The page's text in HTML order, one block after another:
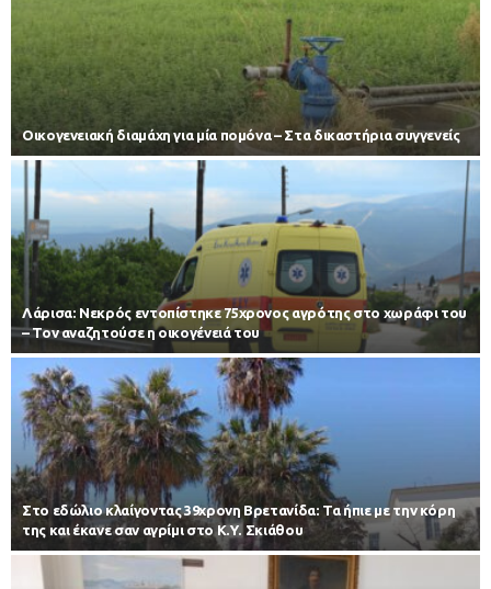
Οικογενειακή διαμάχη για μία πομόνα – Στα δικαστήρια συγγενείς
Λάρισα: Νεκρός εντοπίστηκε 75χρονος αγρότης στο χωράφι του
– Toν αναζητούσε η οικογένειά του
Στο εδώλιο κλαίγοντας 39χρονη Βρετανίδα: Τα ήπιε με την κόρη
της και έκανε σαν αγρίμι στο Κ.Υ. Σκιάθου